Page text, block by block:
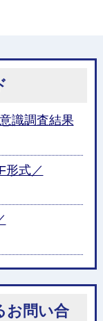
識調査結果
形式／
お問い合